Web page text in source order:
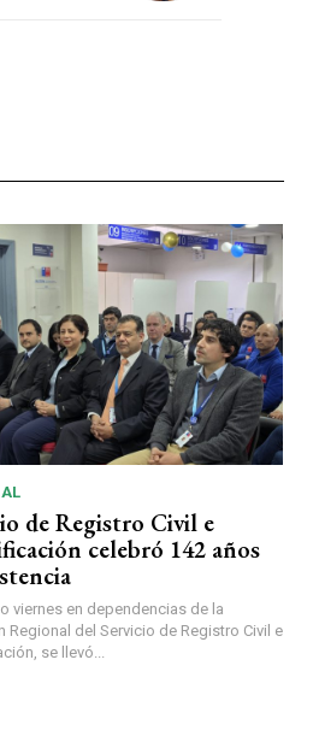
de Registro Civil e
celebró 142 años
viernes en dependencias de la
Regional del Servicio de Registro Civil e
se llevó...